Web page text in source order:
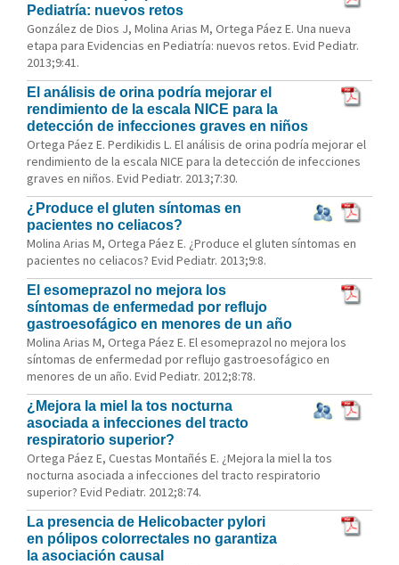
Pediatría: nuevos retos
González de Dios J, Molina Arias M, Ortega Páez E. Una nueva
etapa para Evidencias en Pediatría: nuevos retos. Evid Pediatr.
2013;9:41.
El análisis de orina podría mejorar el
rendimiento de la escala NICE para la
detección de infecciones graves en niños
Ortega Páez E. Perdikidis L. El análisis de orina podría mejorar el
rendimiento de la escala NICE para la detección de infecciones
graves en niños. Evid Pediatr. 2013;7:30.
¿Produce el gluten síntomas en
pacientes no celiacos?
Molina Arias M, Ortega Páez E. ¿Produce el gluten síntomas en
pacientes no celiacos? Evid Pediatr. 2013;9:8.
El esomeprazol no mejora los
síntomas de enfermedad por reflujo
gastroesofágico en menores de un año
Molina Arias M, Ortega Páez E. El esomeprazol no mejora los
síntomas de enfermedad por reflujo gastroesofágico en
menores de un año. Evid Pediatr. 2012;8:78.
¿Mejora la miel la tos nocturna
asociada a infecciones del tracto
respiratorio superior?
Ortega Páez E, Cuestas Montañés E. ¿Mejora la miel la tos
nocturna asociada a infecciones del tracto respiratorio
superior? Evid Pediatr. 2012;8:74.
La presencia de Helicobacter pylori
en pólipos colorrectales no garantiza
la asociación causal